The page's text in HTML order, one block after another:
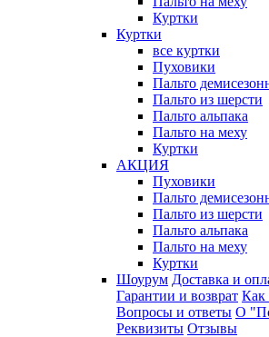
Куртки
Куртки
все куртки
Пуховики
Пальто
Пальто из шерсти
Пальто альпака
Пальто на меху
Куртки
АКЦИЯ
Пуховики
Пальто
Пальто из шерсти
Пальто альпака
Пальто на меху
Куртки
Шоурум Доставка и
Гарантии и возврат Как
Вопросы и ответы О
Реквизиты Отзывы